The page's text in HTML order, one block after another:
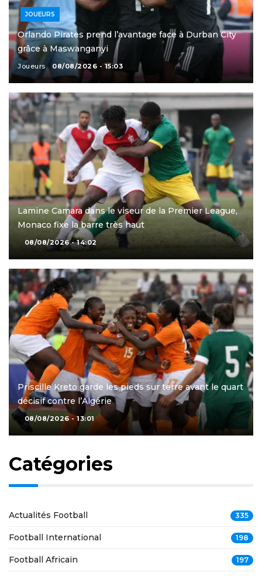
JOUEURS
Orlando Pirates prend l’avantage face à Durban City
grâce à Maswanganyi
Joueurs 08/08/2026 - 15:03
Lamine Camara dans le viseur de la Premier League,
Monaco fixe la barre très haut
08/08/2026 - 14:02
Priscille Kreto garde les pieds sur terre avant le quart
décisif contre l’Algérie
08/08/2026 - 13:01
Catégories
Actualités Football 335
Football International 198
Football Africain 197